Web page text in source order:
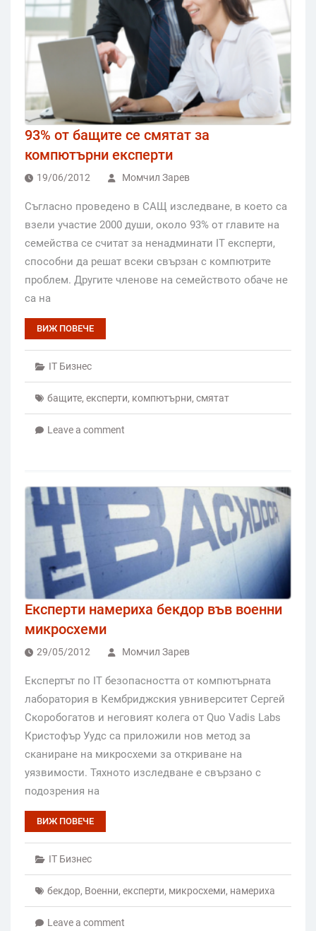
93% от бащите се смятат за
компютърни експерти
19/06/2012 Момчил Зарев
Съгласно проведено в САЩ изследване, в което са
взели участие 2000 души, около 93% от главите на
семейства се считат за ненадминати IT експерти,
способни да решат всеки свързан с компютрите
проблем. Другите членове на семейството обаче не
са на
ВИЖ ПОВЕЧЕ
IT Бизнес
бащите, експерти, компютърни, смятат
Leave a comment
Експерти намериха бекдор във военни
микросхеми
29/05/2012 Момчил Зарев
Експертът по IT безопасността от компютърната
лаборатория в Кембриджския увниверситет Сергей
Скоробогатов и неговият колега от Quo Vadis Labs
Кристофър Уудс са приложили нов метод за
сканиране на микросхеми за откриване на
уязвимости. Тяхното изследване е свързано с
подозрения на
ВИЖ ПОВЕЧЕ
IT Бизнес
бекдор, Военни, експерти, микросхеми, намериха
Leave a comment